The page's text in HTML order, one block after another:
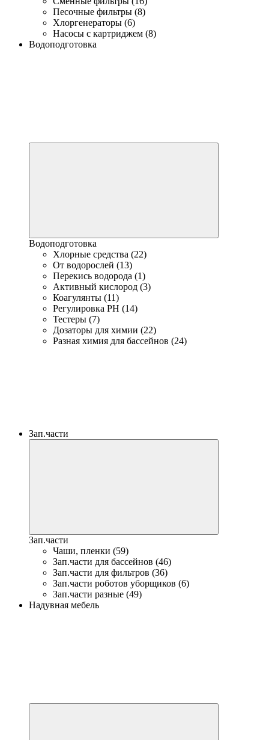
Песочные фильтры (8)
Хлоргенераторы (6)
Насосы с картриджем (8)
Водоподготовка
Водоподготовка
Хлорные средства (22)
От водорослей (13)
Перекись водорода (1)
Активный кислород (3)
Коагулянты (11)
Регулировка PH (14)
Тестеры (7)
Дозаторы для химии (22)
Разная химия для бассейнов (24)
Зап.части
Зап.части
Чаши, пленки (59)
Зап.части для бассейнов (46)
Зап.части для фильтров (36)
Зап.части роботов уборщиков (6)
Зап.части разные (49)
Надувная мебель